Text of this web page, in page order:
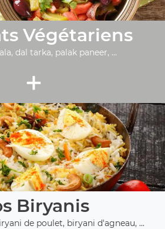
Végétariens
dal tarka, palak paneer, ...
+
Biryanis
de poulet, biryani d'agneau, ...